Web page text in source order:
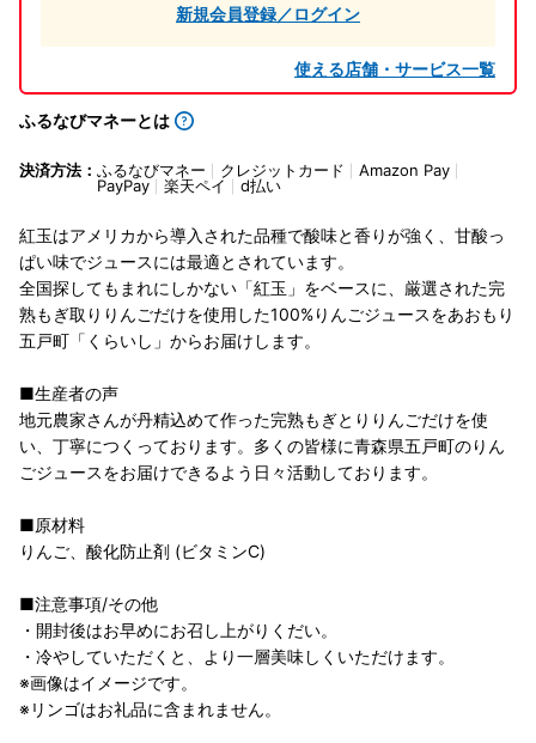
新規会員登録／ログイン
使える店舗・サービス一覧
ふるなびマネーとは
決済方法： ふるなびマネー クレジットカード
Amazon Pay
PayPay
楽天ペイ d払い
紅玉はアメリカから導入された品種で酸味と香りが強く、甘酸っ
ぱい味でジュースには最適とされています。
全国探してもまれにしかない「紅玉」をベースに、厳選された完
熟もぎ取りりんごだけを使用した100%りんごジュースをあおもり
五戸町「くらいし」からお届けします。
■生産者の声
地元農家さんが丹精込めて作った完熟もぎとりりんごだけを使
い、丁寧につくっております。多くの皆様に青森県五戸町のりん
ごジュースをお届けできるよう日々活動しております。
■原材料
りんご、酸化防止剤 (ビタミンC)
■注意事項/その他
・開封後はお早めにお召し上がりくだい。
・冷やしていただくと、より一層美味しくいただけます。
※画像はイメージです。
※リンゴはお礼品に含まれません。